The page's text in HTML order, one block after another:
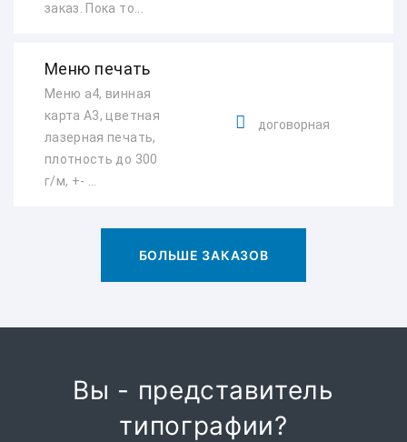
заказ. Пока то...
Меню печать
Меню а4, винная
карта А3, цветная
лазерная печать,
плотность до 300
г/м, +- ...
договорная
БОЛЬШЕ ЗАКАЗОВ
Вы - представитель
типографии?